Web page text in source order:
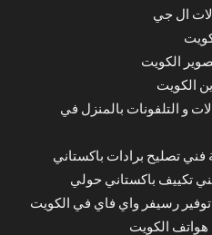
ال جي
الكويت
الكويت
و التلفونات بالمنزل في
تكييف باكستاني حولي
رسيفر واي فاي في الكويت
هواتف الكويت